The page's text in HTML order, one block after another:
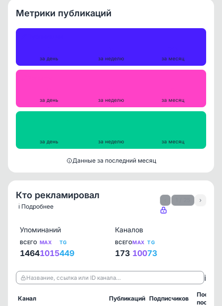
Метрики публикаций
за день за неделю за месяц
за день за неделю за месяц
за день за неделю за месяц
Данные за последний месяц
Кто рекламировал
ℹ️ Подробнее
›
Упоминаний
ВСЕГО
1464
MAX
1015
TG
449
Каналов
ВСЕГО
173
MAX
100
TG
73
Название, ссылка или ID канала… ℹ️
Канал Публикаций Подписчиков
пост